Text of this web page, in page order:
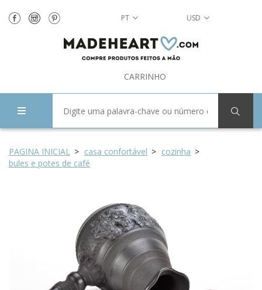
PT USD
CARRINHO
PAGINA INICIAL casa confortável
cozinha
bules e potes de café